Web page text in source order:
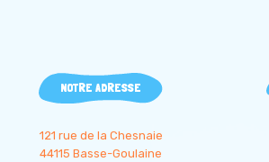
NOTRE ADRESSE
121 rue de la Chesnaie
44115 Basse-Goulaine